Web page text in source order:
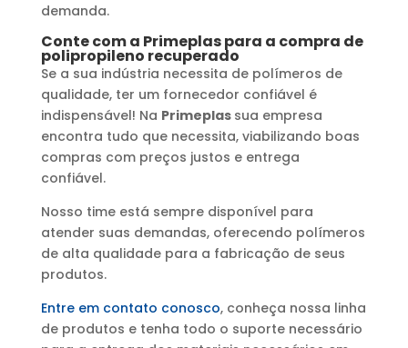
demanda.
Conte com a Primeplas para a compra de
polipropileno recuperado
Se a sua indústria necessita de polímeros de
qualidade, ter um fornecedor confiável é
indispensável! Na Primeplas sua empresa
encontra tudo que necessita, viabilizando boas
compras com preços justos e entrega
confiável.
Nosso time está sempre disponível para
atender suas demandas, oferecendo polímeros
de alta qualidade para a fabricação de seus
produtos.
Entre em contato conosco, conheça nossa linha
de produtos e tenha todo o suporte necessário